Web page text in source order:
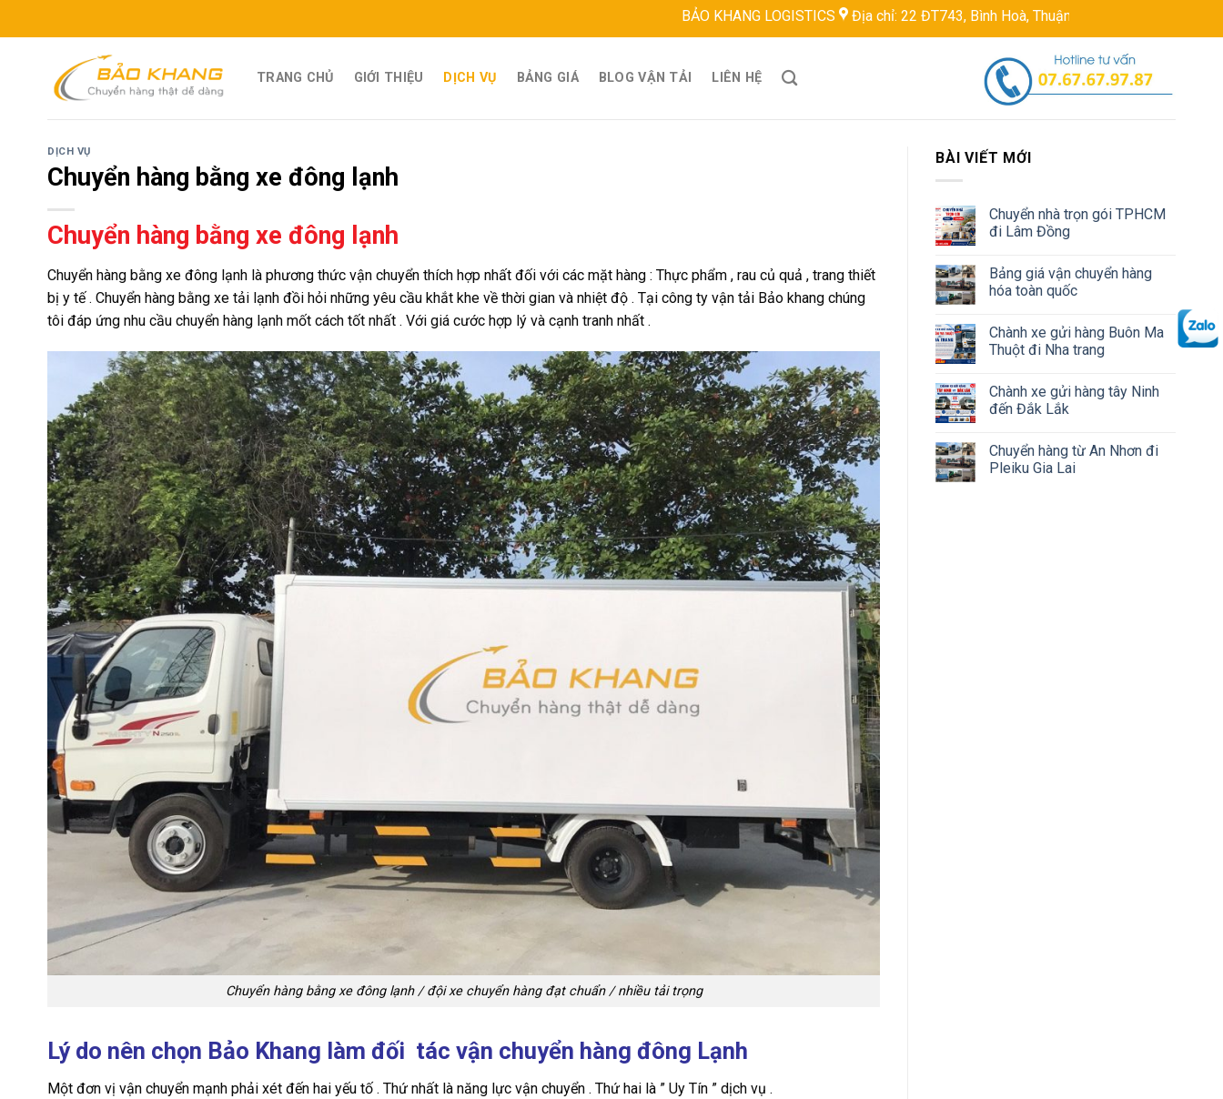
to
BẢO KHANG LOGISTICS Địa chỉ: 22 ĐT743, Bình Hoà, Thuận An, Bình Dương, Việt Nam
TRANG CHỦ GIỚI THIỆU DỊCH VỤ BẢNG GIÁ BLOG VẬN TẢI LIÊN HỆ
DỊCH VỤ
Chuyển hàng bằng xe đông lạnh
Chuyển hàng bằng xe đông lạnh
Chuyển hàng bằng xe đông lạnh là phương thức vận chuyển thích hợp nhất đối với các mặt hàng : Thực phẩm , rau củ quả , trang thiết
bị y tế . Chuyển hàng bằng xe tải lạnh đồi hỏi những yêu cầu khắt khe về thời gian và nhiệt độ . Tại công ty vận tải Bảo khang chúng
tôi đáp ứng nhu cầu chuyển hàng lạnh mốt cách tốt nhất . Với giá cước hợp lý và cạnh tranh nhất .
Chuyển hàng bằng xe đông lạnh / đội xe chuyển hàng đạt chuẩn / nhiều tải trọng
Lý do nên chọn Bảo Khang làm đối tác vận chuyển hàng đông Lạnh
Một đơn vị vận chuyển mạnh phải xét đến hai yếu tố . Thứ nhất là năng lực vận chuyển . Thứ hai là ” Uy Tín ” dịch vụ .
BÀI VIẾT MỚI
Chuyển nhà trọn gói TPHCM
đi Lâm Đồng
Bảng giá vận chuyển hàng
hóa toàn quốc
Chành xe gửi hàng Buôn Ma
Thuột đi Nha trang
Chành xe gửi hàng tây Ninh
đến Đắk Lắk
Chuyển hàng từ An Nhơn đi
Pleiku Gia Lai